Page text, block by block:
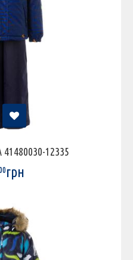
41480030-12335
грн